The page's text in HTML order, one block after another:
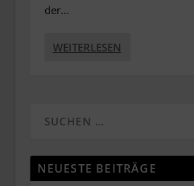
der...
WEITERLESEN
NEUESTE BEITRÄGE